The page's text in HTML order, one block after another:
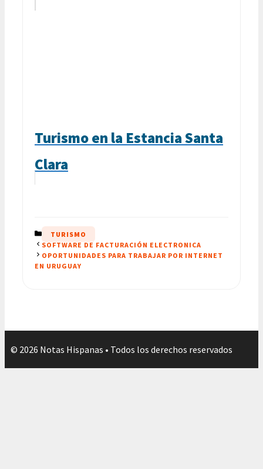
Turismo en la Estancia Santa
Clara
CATEGORÍAS
TURISMO
SOFTWARE DE FACTURACIÓN ELECTRONICA
OPORTUNIDADES PARA TRABAJAR POR INTERNET
EN URUGUAY
© 2026 Notas Hispanas • Todos los derechos reservados